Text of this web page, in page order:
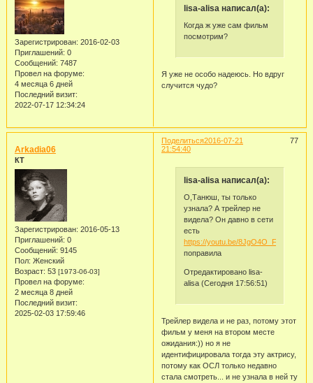
Зарегистрирован: 2016-02-03
Приглашений: 0
Сообщений: 7487
Провел на форуме:
4 месяца 6 дней
Последний визит:
2022-07-17 12:34:24
lisa-alisa написал(а):
Когда ж уже сам фильм
посмотрим?
Я уже не особо надеюсь. Но вдруг
случится чудо?
Поделиться 77
2016-07-21
21:54:40
Arkadia06
КТ
Зарегистрирован: 2016-05-13
Приглашений: 0
Сообщений: 9145
Пол: Женский
Возраст: 53 [1973-06-03]
Провел на форуме:
2 месяца 8 дней
Последний визит:
2025-02-03 17:59:46
lisa-alisa написал(а):
О,Танюш, ты только
узнала? А трейлер не
видела? Он давно в сети
есть
https://youtu.be/8JgO4O_FXIc
поправила
Отредактировано lisa-
alisa (Сегодня 17:56:51)
Трейлер видела и не раз, потому этот
фильм у меня на втором месте
ожидания:)) но я не
идентифицировала тогда эту актрису,
потому как ОСЛ только недавно
стала смотреть... и не узнала в ней ту